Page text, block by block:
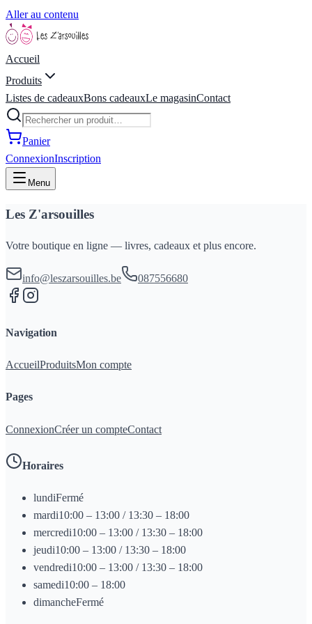
Aller au contenu
Accueil
Produits
Listes de cadeauxBons cadeauxLe magasinContact
Panier
ConnexionInscription
Menu
Les Z'arsouilles
Votre boutique en ligne — livres, cadeaux et plus encore.
info@leszarsouilles.be 087556680
Navigation
AccueilProduitsMon compte
Pages
ConnexionCréer un compteContact
Horaires
lundiFermé
mardi10:00 – 13:00 / 13:30 – 18:00
mercredi10:00 – 13:00 / 13:30 – 18:00
jeudi10:00 – 13:00 / 13:30 – 18:00
vendredi10:00 – 13:00 / 13:30 – 18:00
samedi10:00 – 18:00
dimancheFermé